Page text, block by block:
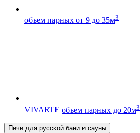
объем парных от 9 до 35м3
VIVARTE объем парных до 20м3
Печи для русской бани и сауны